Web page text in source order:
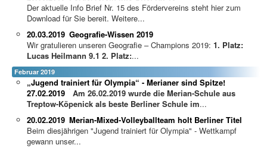
Der aktuelle Info Brief Nr. 15 des Fördervereins steht hier zum
Download für Sie bereit. Weitere...
Geografie-Wissen 2019
20.03.2019
Wir gratulieren unseren Geografie – Champions 2019: 1. Platz:
Lucas Heilmann 9.1 2. Platz:...
Februar 2019
„Jugend trainiert für Olympia“ - Merianer sind Spitze!
27.02.2019
Am 26.02.2019 wurde die Merian-Schule aus
Treptow-Köpenick als beste Berliner Schule im...
Merian-Mixed-Volleyballteam holt Berliner Titel
20.02.2019
Beim diesjährigen "Jugend trainiert für Olympia" - Wettkampf
gewann unser...